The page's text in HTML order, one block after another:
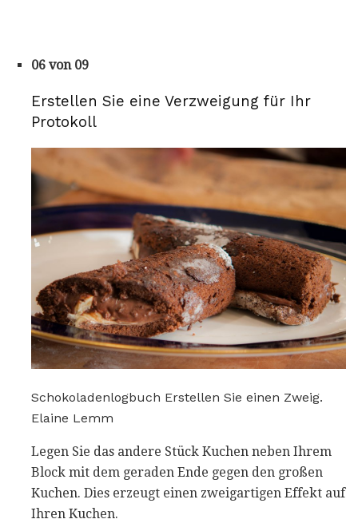
06 von 09
Erstellen Sie eine Verzweigung für Ihr
Protokoll
Schokoladenlogbuch Erstellen Sie einen Zweig.
Elaine Lemm
Legen Sie das andere Stück Kuchen neben Ihrem
Block mit dem geraden Ende gegen den großen
Kuchen. Dies erzeugt einen zweigartigen Effekt auf
Ihren Kuchen.